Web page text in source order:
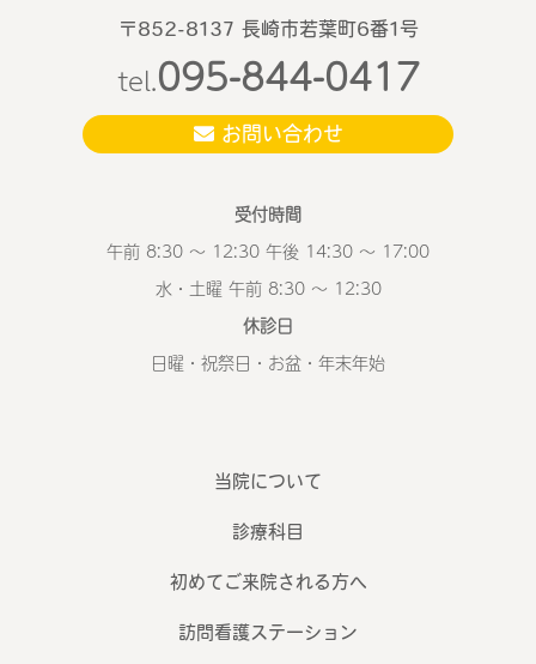
〒852-8137 長崎市若葉町6番1号
tel.095-844-0417
お問い合わせ
受付時間
午前 8:30 ～ 12:30 午後 14:30 ～ 17:00
水・土曜 午前 8:30 ～ 12:30
休診日
日曜・祝祭日・お盆・年末年始
当院について
診療科目
初めてご来院される方へ
訪問看護ステーション